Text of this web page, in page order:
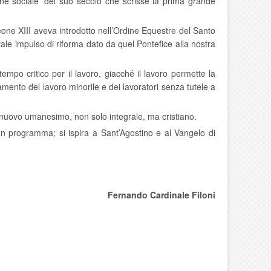
XIII aveva introdotto nell’Ordine Equestre del Santo
impulso di riforma dato da quel Pontefice alla nostra
critico per il lavoro, giacché il lavoro permette la
del lavoro minorile e dei lavoratori senza tutele a
umanesimo, non solo integrale, ma cristiano.
si ispira a Sant’Agostino e al Vangelo di
Fernando Cardinale Filoni